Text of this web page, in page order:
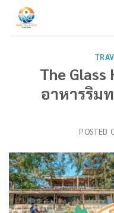
The
อาหารริม
POSTED